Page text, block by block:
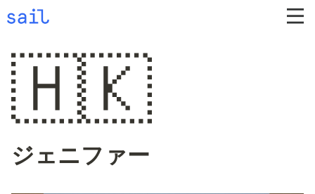
🇭🇰
ジェニファー